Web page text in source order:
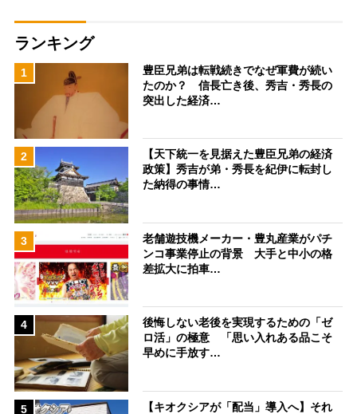
ランキング
1
豊臣兄弟は転戦続きでなぜ軍費が続い
たのか？ 信長亡き後、秀吉・秀長の
突出した経済…
2
【天下統一を見据えた豊臣兄弟の経済
政策】秀吉が弟・秀長を紀伊に転封し
た納得の事情…
3
老舗遊技機メーカー・豊丸産業がパチ
ンコ事業停止の背景 大手と中小の格
差拡大に拍車…
4
後悔しない老後を実現するための「ゼ
ロ活」の極意 「思い入れある品こそ
早めに手放す…
5
【キオクシアが「配当」導入へ】それ